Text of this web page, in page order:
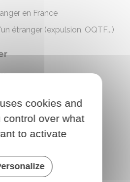
en France
étranger (expulsion, OQTF...)
cookies and
control over what
to activate